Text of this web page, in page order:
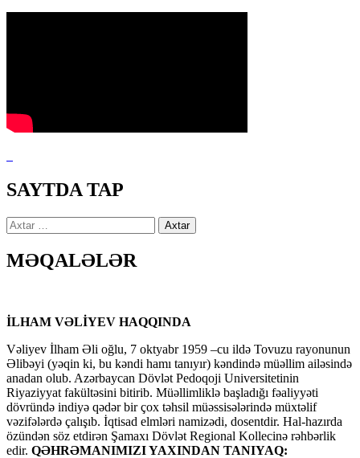
SAYTDA TAP
Axtarış:
MƏQALƏLƏR
İLHAM VƏLİYEV HAQQINDA
Vəliyev İlham Əli oğlu, 7 oktyabr 1959 –cu ildə Tovuzu rayonunun
Əlibəyi (yəqin ki, bu kəndi hamı tanıyır) kəndində müəllim ailəsində
anadan olub. Azərbaycan Dövlət Pedoqoji Universitetinin
Riyaziyyat fakültəsini bitirib. Müəllimliklə başladığı fəaliyyəti
dövründə indiyə qədər bir çox təhsil müəssisələrində müxtəlif
vəzifələrdə çalışıb. İqtisad elmləri namizədi, dosentdir. Hal-hazırda
özündən söz etdirən Şamaxı Dövlət Regional Kollecinə rəhbərlik
edir. QƏHRƏMANIMIZI YAXINDAN TANIYAQ: